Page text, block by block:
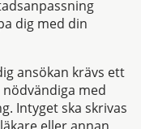
dig med din
ansökan krävs ett
med
Intyget ska skrivas